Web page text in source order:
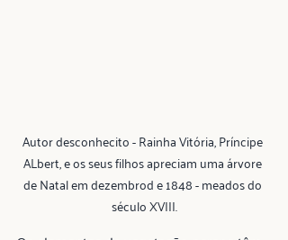
Autor desconhecito - Rainha Vitória, Príncipe
ALbert, e os seus filhos apreciam uma árvore
de Natal em dezembrod e 1848 - meados do
século XVIII.